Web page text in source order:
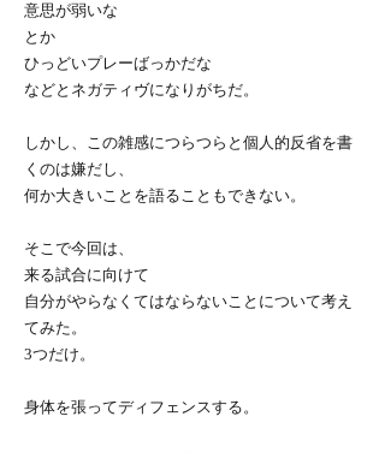
意思が弱いな
とか
ひっどいプレーばっかだな
などとネガティヴになりがちだ。
しかし、この雑感につらつらと個人的反省を書
くのは嫌だし、
何か大きいことを語ることもできない。
そこで今回は、
来る試合に向けて
自分がやらなくてはならないことについて考え
てみた。
3つだけ。
身体を張ってディフェンスする。